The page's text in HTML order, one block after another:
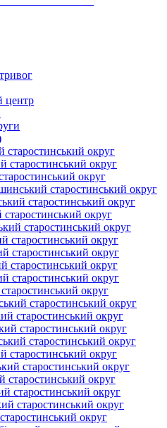
центр
старостинський округ
старостинський округ
округ
старостинський округ
старостинський округ
старостинський округ
старостинський округ
старостинський округ
старостинський округ
старостинський округ
старостинський округ
округ
старостинський округ
старостинський округ
старостинський округ
старостинський округ
старостинський округ
старостинський округ
старостинський округ
старостинський округ
старостинський округ
округ